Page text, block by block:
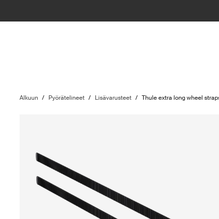
Alkuun / Pyörätelineet / Lisävarusteet / Thule extra long wheel